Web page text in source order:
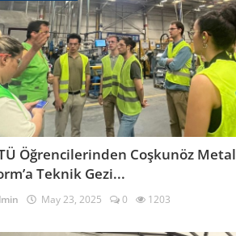
Öğrencilerinden Coşkunöz Metal
Teknik Gezi...
May 23, 2025 0 1203